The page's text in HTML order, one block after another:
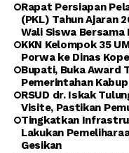
Rapat Persiapan
(PKL) Tahun Ajaran
Wali Siswa Bersama
KKN Kelompok 35
Porwa ke Dinas
Bupati, Buka Award
Pemerintahan
RSUD dr. Iskak
Visite, Pastikan
Tingkatkan
Lakukan
Gesikan